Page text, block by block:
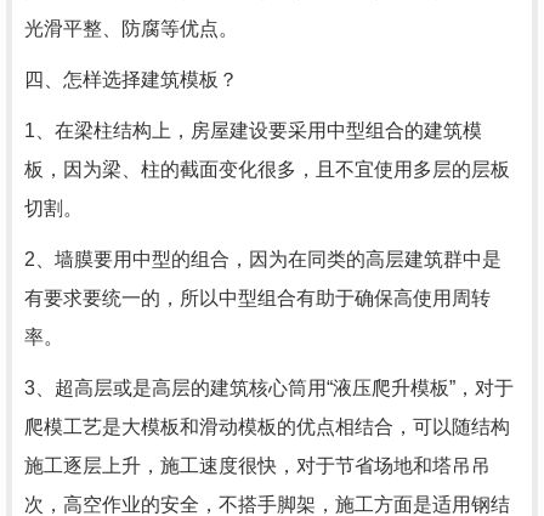
光滑平整、防腐等优点。
四、怎样选择建筑模板？
1、在梁柱结构上，房屋建设要采用中型组合的建筑模
板，因为梁、柱的截面变化很多，且不宜使用多层的层板
切割。
2、墙膜要用中型的组合，因为在同类的高层建筑群中是
有要求要统一的，所以中型组合有助于确保高使用周转
率。
3、超高层或是高层的建筑核心筒用“液压爬升模板”，对于
爬模工艺是大模板和滑动模板的优点相结合，可以随结构
施工逐层上升，施工速度很快，对于节省场地和塔吊吊
次，高空作业的安全，不搭手脚架，施工方面是适用钢结